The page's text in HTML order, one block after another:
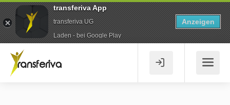
transferiva App
transferiva UG
Laden - bei Google Play
Anzeigen